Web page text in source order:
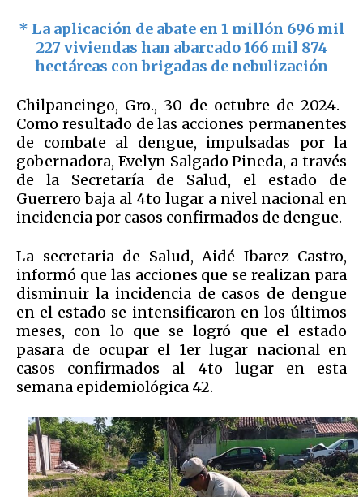
* La aplicación de abate en 1 millón 696 mil
227 viviendas han abarcado 166 mil 874
hectáreas con brigadas de nebulización
Chilpancingo, Gro., 30 de octubre de 2024.-
Como resultado de las acciones permanentes
de combate al dengue, impulsadas por la
gobernadora, Evelyn Salgado Pineda, a través
de la Secretaría de Salud, el estado de
Guerrero baja al 4to lugar a nivel nacional en
incidencia por casos confirmados de dengue.
La secretaria de Salud, Aidé Ibarez Castro,
informó que las acciones que se realizan para
disminuir la incidencia de casos de dengue
en el estado se intensificaron en los últimos
meses, con lo que se logró que el estado
pasara de ocupar el 1er lugar nacional en
casos confirmados al 4to lugar en esta
semana epidemiológica 42.